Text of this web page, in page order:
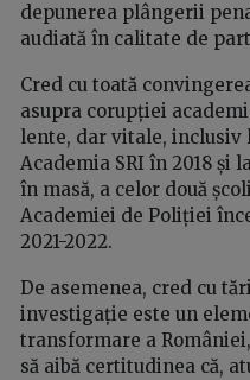
depunerea plângerii
audiată în calitate de
Cred cu toată
asupra corupției
lente, dar vitale, inclusiv
Academia SRI în 2018 și
în masă, a celor două
Academiei de Poliției
2021-2022.
De asemenea, cred cu
investigație este un
transformare a
să aibă certitudinea că,